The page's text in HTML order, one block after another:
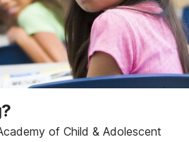
?
of Child & Adolescent